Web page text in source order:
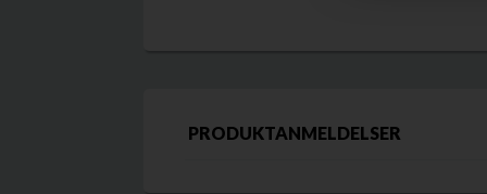
PRODUKTANMELDELSER